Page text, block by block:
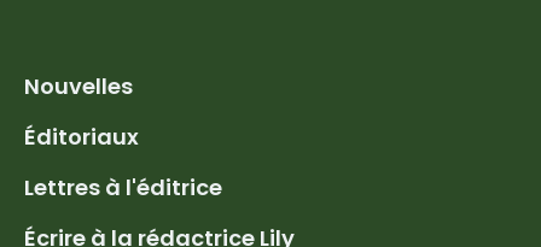
Nouvelles
Éditoriaux
Lettres à l'éditrice
Écrire à la rédactrice Lily